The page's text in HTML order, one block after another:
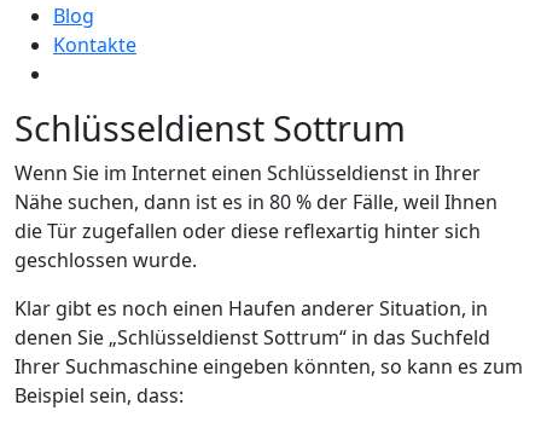
Blog
Kontakte
Schlüsseldienst Sottrum
Wenn Sie im Internet einen Schlüsseldienst in Ihrer
Nähe suchen, dann ist es in 80 % der Fälle, weil Ihnen
die Tür zugefallen oder diese reflexartig hinter sich
geschlossen wurde.
Klar gibt es noch einen Haufen anderer Situation, in
denen Sie „Schlüsseldienst Sottrum“ in das Suchfeld
Ihrer Suchmaschine eingeben könnten, so kann es zum
Beispiel sein, dass: